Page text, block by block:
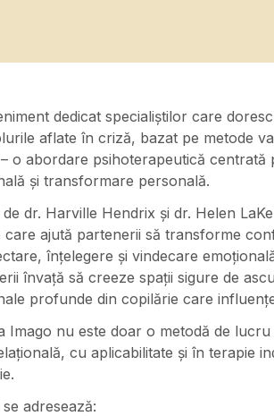
dedicat specialiștilor care
aflate în criză, bazat pe metode
o abordare psihoterapeutică centrată
și transformare personală.
de dr. Harville Hendrix și dr. Helen
care ajută partenerii să transforme
înțelegere și vindecare
învață să creeze spații sigure de
profunde din copilărie care
Imago nu este doar o metodă de
cu aplicabilitate și în terapie
adresează: